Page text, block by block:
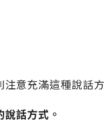
意充滿這種說話
話方式。